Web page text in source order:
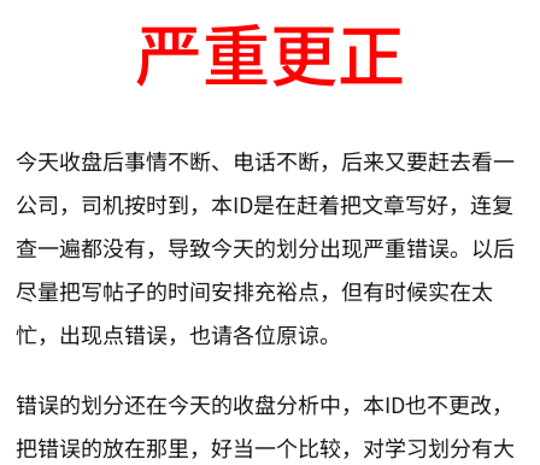
严重更正
今天收盘后事情不断、电话不断，后来又要赶去看一
公司，司机按时到，本ID是在赶着把文章写好，连复
查一遍都没有，导致今天的划分出现严重错误。以后
尽量把写帖子的时间安排充裕点，但有时候实在太
忙，出现点错误，也请各位原谅。
错误的划分还在今天的收盘分析中，本ID也不更改，
把错误的放在那里，好当一个比较，对学习划分有大